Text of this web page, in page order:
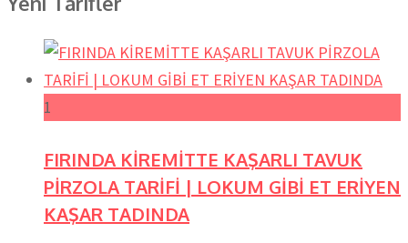
1
FIRINDA KİREMİTTE KAŞARLI TAVUK
PİRZOLA TARİFİ | LOKUM GİBİ ET ERİYEN
KAŞAR TADINDA